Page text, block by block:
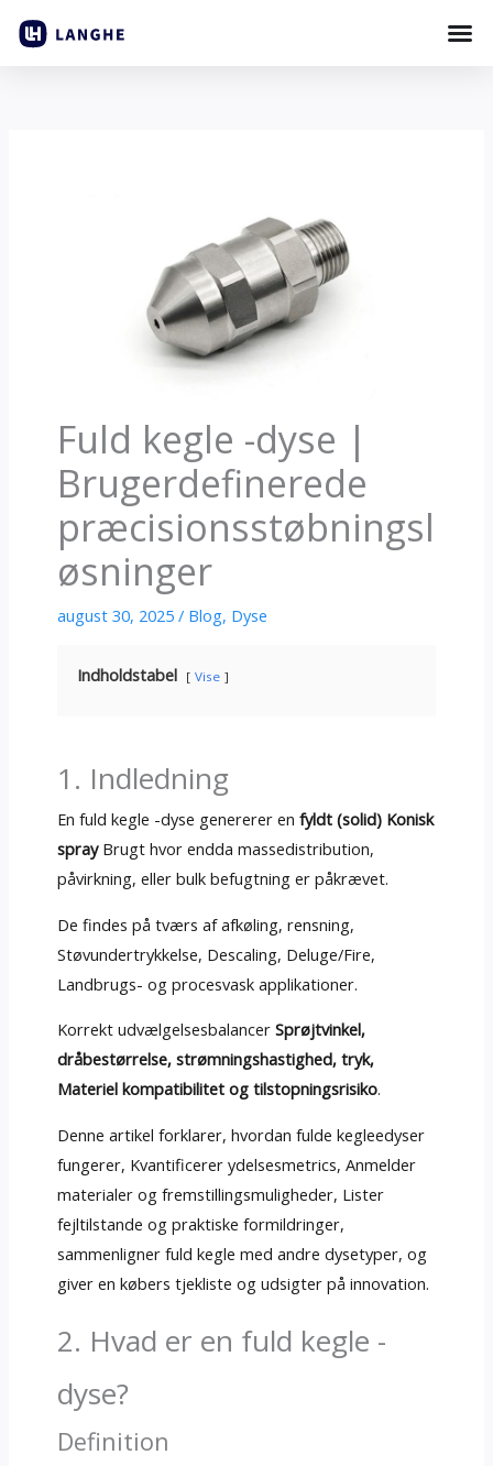
Fuld kegle -dyse |
Brugerdefinerede
præcisionsstøbningsl
øsninger
august 30, 2025 / Blog, Dyse
Indholdstabel Vise
1. Indledning
En fuld kegle -dyse genererer en fyldt (solid) Konisk
sprayBrugt hvor endda massedistribution,
påvirkning, eller bulk befugtning er påkrævet.
De findes på tværs af afkøling, rensning,
Støvundertrykkelse, Descaling, Deluge/Fire,
Landbrugs- og procesvask applikationer.
Korrekt udvælgelsesbalancer Sprøjtvinkel,
dråbestørrelse, strømningshastighed, tryk,
Materiel kompatibilitet og tilstopningsrisiko.
Denne artikel forklarer, hvordan fulde kegleedyser
fungerer, Kvantificerer ydelsesmetrics, Anmelder
materialer og fremstillingsmuligheder, Lister
fejltilstande og praktiske formildringer,
sammenligner fuld kegle med andre dysetyper, og
giver en købers tjekliste og udsigter på innovation.
2. Hvad er en fuld kegle -
dyse?
Definition